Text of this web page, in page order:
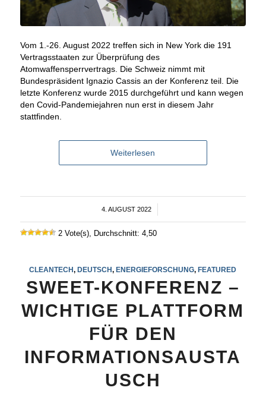
Vom 1.-26. August 2022 treffen sich in New York die 191
Vertragsstaaten zur Überprüfung des
Atomwaffensperrvertrags. Die Schweiz nimmt mit
Bundespräsident Ignazio Cassis an der Konferenz teil. Die
letzte Konferenz wurde 2015 durchgeführt und kann wegen
den Covid-Pandemiejahren nun erst in diesem Jahr
stattfinden.
Weiterlesen
4. AUGUST 2022
/
2 Vote(s), Durchschnitt: 4,50
CLEANTECH, DEUTSCH, ENERGIEFORSCHUNG, FEATURED
SWEET-KONFERENZ –
WICHTIGE PLATTFORM
FÜR DEN
INFORMATIONSAUSTA
USCH